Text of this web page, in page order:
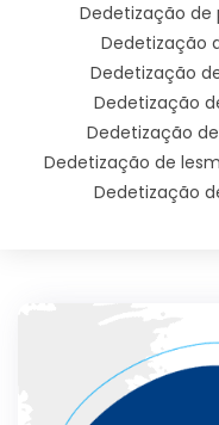
Dedetização de
Dedetização
Dedetização
Dedetização
Dedetização
Dedetização de
Dedetização